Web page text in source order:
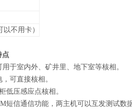
不用卡）
点
于室内外、矿井里、地下室等核相。
可直接核相。
低压感应点核相。
短信通信功能，两主机可以互发测试